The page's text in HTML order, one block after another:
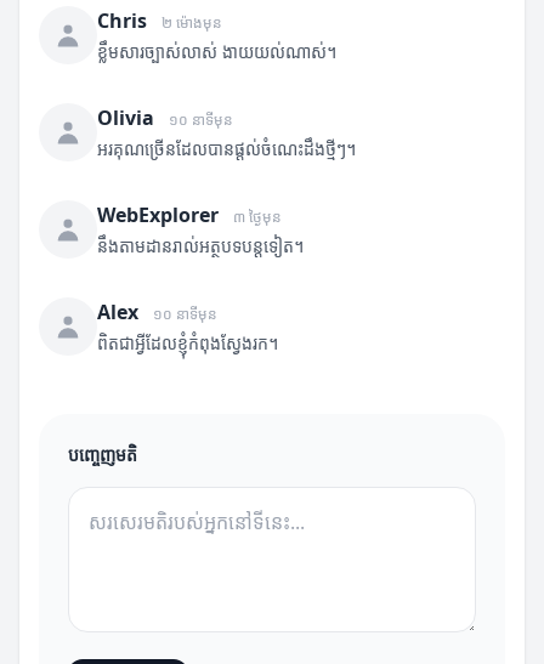
Chris ២ ម៉ោងមុន
ខ្លឹមសារច្បាស់លាស់ ងាយយល់ណាស់។
Olivia ១០ នាទីមុន
អរគុណច្រើនដែលបានផ្តល់ចំណេះដឹងថ្មីៗ។
WebExplorer ៣ ថ្ងៃមុន
នឹងតាមដានរាល់អត្ថបទបន្តទៀត។
Alex ១០ នាទីមុន
ពិតជាអ្វីដែលខ្ញុំកំពុងស្វែងរក។
បញ្ចេញមតិ